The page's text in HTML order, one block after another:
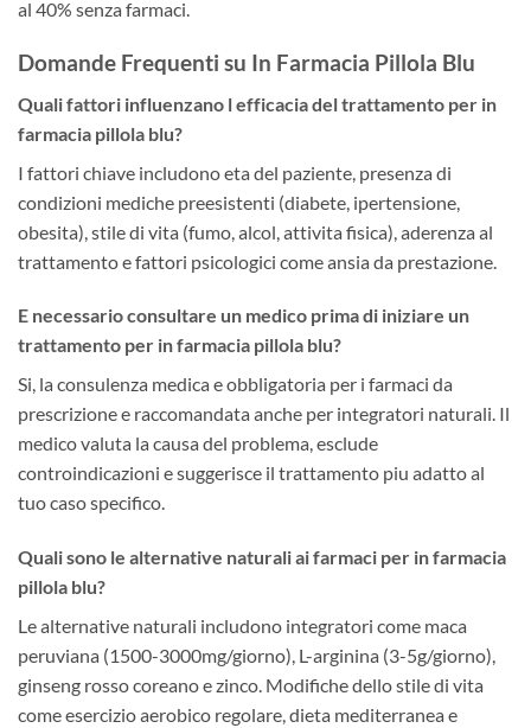
al 40% senza farmaci.
Domande Frequenti su In Farmacia Pillola Blu
Quali fattori influenzano l efficacia del trattamento per in
farmacia pillola blu?
I fattori chiave includono eta del paziente, presenza di
condizioni mediche preesistenti (diabete, ipertensione,
obesita), stile di vita (fumo, alcol, attivita fisica), aderenza al
trattamento e fattori psicologici come ansia da prestazione.
E necessario consultare un medico prima di iniziare un
trattamento per in farmacia pillola blu?
Si, la consulenza medica e obbligatoria per i farmaci da
prescrizione e raccomandata anche per integratori naturali. Il
medico valuta la causa del problema, esclude
controindicazioni e suggerisce il trattamento piu adatto al
tuo caso specifico.
Quali sono le alternative naturali ai farmaci per in farmacia
pillola blu?
Le alternative naturali includono integratori come maca
peruviana (1500-3000mg/giorno), L-arginina (3-5g/giorno),
ginseng rosso coreano e zinco. Modifiche dello stile di vita
come esercizio aerobico regolare, dieta mediterranea e